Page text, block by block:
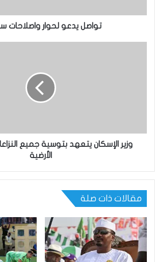
تواصل يدعو لحوار واصلاحات
وزير الإسكان يتعهد بتوسية جميع
الأرضية
مقالات ذات صلة